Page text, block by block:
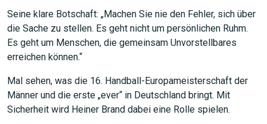
Seine klare Botschaft: „Machen Sie nie den Fehler, sich über
die Sache zu stellen. Es geht nicht um persönlichen Ruhm.
Es geht um Menschen, die gemeinsam Unvorstellbares
erreichen können.“
Mal sehen, was die 16. Handball-Europameisterschaft der
Männer und die erste „ever“ in Deutschland bringt. Mit
Sicherheit wird Heiner Brand dabei eine Rolle spielen.